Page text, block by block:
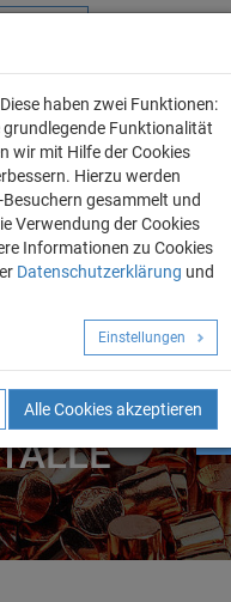
Angebot anfordern!
haben zwei Funktionen:
Funktionalität
wir mit Hilfe der Cookies
Hierzu werden
gesammelt und
Verwendung der Cookies
Informationen zu Cookies
Datenschutzerklärung und
Einstellungen
Alle Cookies akzeptieren